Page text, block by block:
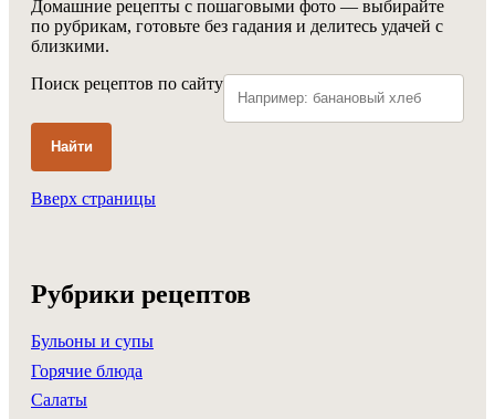
Домашние рецепты с пошаговыми фото — выбирайте
по рубрикам, готовьте без гадания и делитесь удачей с
близкими.
Поиск рецептов по сайту
Найти
Вверх страницы
Рубрики рецептов
Бульоны и супы
Горячие блюда
Салаты